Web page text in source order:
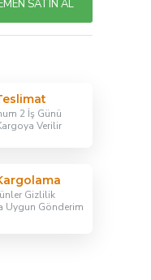
SATIN AL
2 İş Günü
Verilir
Gizlilik
Uygun Gönderim